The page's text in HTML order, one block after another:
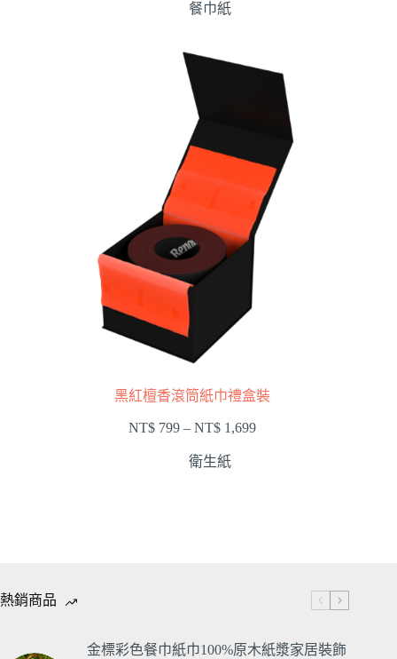
餐巾紙
黑紅檀香滾筒紙巾禮盒裝
NT$ 799 – NT$ 1,699
衛生紙
熱銷商品
金標彩色餐巾紙巾100%原木紙漿家居裝飾